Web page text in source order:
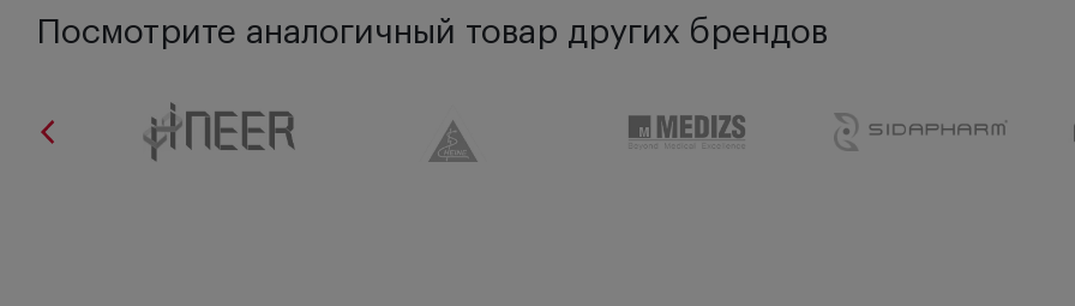
Посмотрите аналогичный товар других брендов